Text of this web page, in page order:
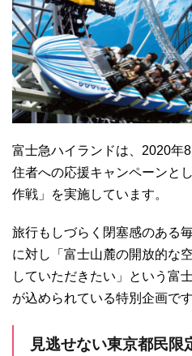
富士急ハイランドは、2020年
住者への応援キャンペーンと
作戦」を実施しています。
旅行もしづらく閉塞感のある
に対し「富士山麓の開放的な
していただきたい」という富
が込められている特別企画です
見逃せない東京都民限